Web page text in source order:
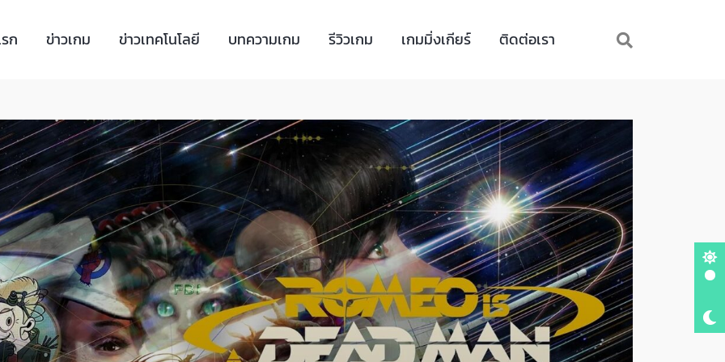
ก ข่าวเกม ข่าวเทคโนโลยี บทความเกม รีวิวเกม เกมมิ่งเกียร์ ติดต่อเรา